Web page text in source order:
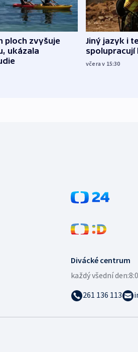
ploch zvyšuje
ukázala
Jiný jazyk i
spolupracují
včera v 15:30
Divácké centrum
každý všední den:
261 136 113